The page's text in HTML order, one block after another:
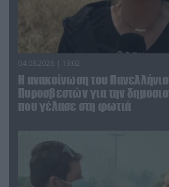
04.08.2026 | 13:02
Η ανακοίνωση του
Πυροσβεστών για την
που γέλασε στη φωτιά